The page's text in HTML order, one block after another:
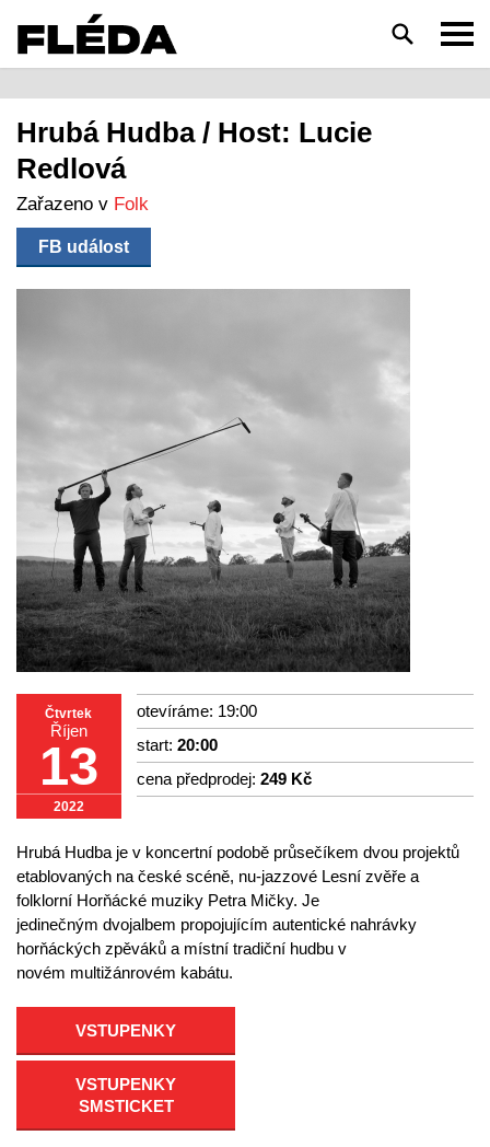
HLEDAT
Hrubá Hudba / Host: Lucie
Redlová
Zařazeno v Folk
FB událost
Čtvrtek
Říjen
13
2022
otevíráme: 19:00
start: 20:00
cena předprodej: 249 Kč
Hrubá Hudba je v koncertní podobě průsečíkem dvou projektů
etablovaných na české scéně, nu-jazzové Lesní zvěře a
folklorní Horňácké muziky Petra Mičky. Je
jedinečným dvojalbem propojujícím autentické nahrávky
horňáckých zpěváků a místní tradiční hudbu v
novém multižánrovém kabátu.
VSTUPENKY
VSTUPENKY
SMSTICKET